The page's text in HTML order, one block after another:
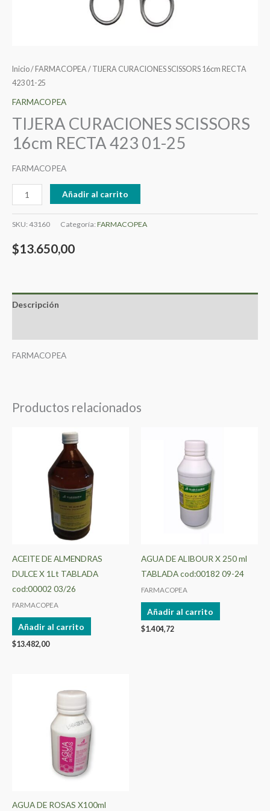
Inicio/ FARMACOPEA/ TIJERA CURACIONES SCISSORS 16cm RECTA
423 01-25
FARMACOPEA
TIJERA CURACIONES SCISSORS
16cm RECTA 423 01-25
FARMACOPEA
Añadir al carrito
SKU: 43160 Categoría: FARMACOPEA
$13.650,00
Descripción
FARMACOPEA
Productos relacionados
ACEITE DE ALMENDRAS
DULCE X 1Lt TABLADA
cod:00002 03/26
FARMACOPEA
Añadir al carrito
$13.482,00
AGUA DE ALIBOUR X 250 ml
TABLADA cod:00182 09-24
FARMACOPEA
Añadir al carrito
$1.404,72
AGUA DE ROSAS X100ml